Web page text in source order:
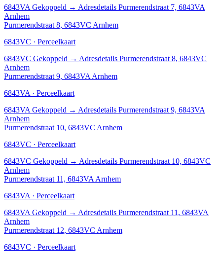
6843VA Gekoppeld → Adresdetails Purmerendstraat 7, 6843VA
Arnhem
Purmerendstraat 8, 6843VC Arnhem
6843VC · Perceelkaart
6843VC Gekoppeld → Adresdetails Purmerendstraat 8, 6843VC
Arnhem
Purmerendstraat 9, 6843VA Arnhem
6843VA · Perceelkaart
6843VA Gekoppeld → Adresdetails Purmerendstraat 9, 6843VA
Arnhem
Purmerendstraat 10, 6843VC Arnhem
6843VC · Perceelkaart
6843VC Gekoppeld → Adresdetails Purmerendstraat 10, 6843VC
Arnhem
Purmerendstraat 11, 6843VA Arnhem
6843VA · Perceelkaart
6843VA Gekoppeld → Adresdetails Purmerendstraat 11, 6843VA
Arnhem
Purmerendstraat 12, 6843VC Arnhem
6843VC · Perceelkaart